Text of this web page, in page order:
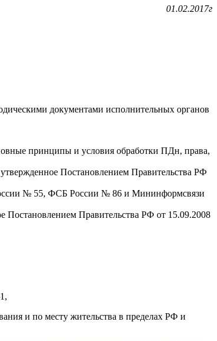
01.02.2017г
документами исполнительных органов
принципы и условия обработки ПДн, права,
Постановлением Правительства РФ
№ 55, ФСБ России № 86 и Мининформсвязи
Постановлением Правительства РФ от 15.09.2008
и по месту жительства в пределах РФ и